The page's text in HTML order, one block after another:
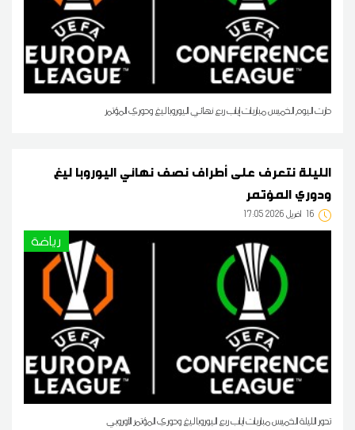
دارت اليوم الخميس مباريات إياب ربع نهائي اليوروبا ليغ ودوري المؤتمر
الليلة نتعرف على أطراف نصف نهائي اليوروبا ليغ
ودوري المؤتمر
16 17:05 2026 أفريل
رياضة
تدور الليلة الخميس مباريات اياب ربع اليوروبا ليغ ودوري المؤتمر الأوروبي